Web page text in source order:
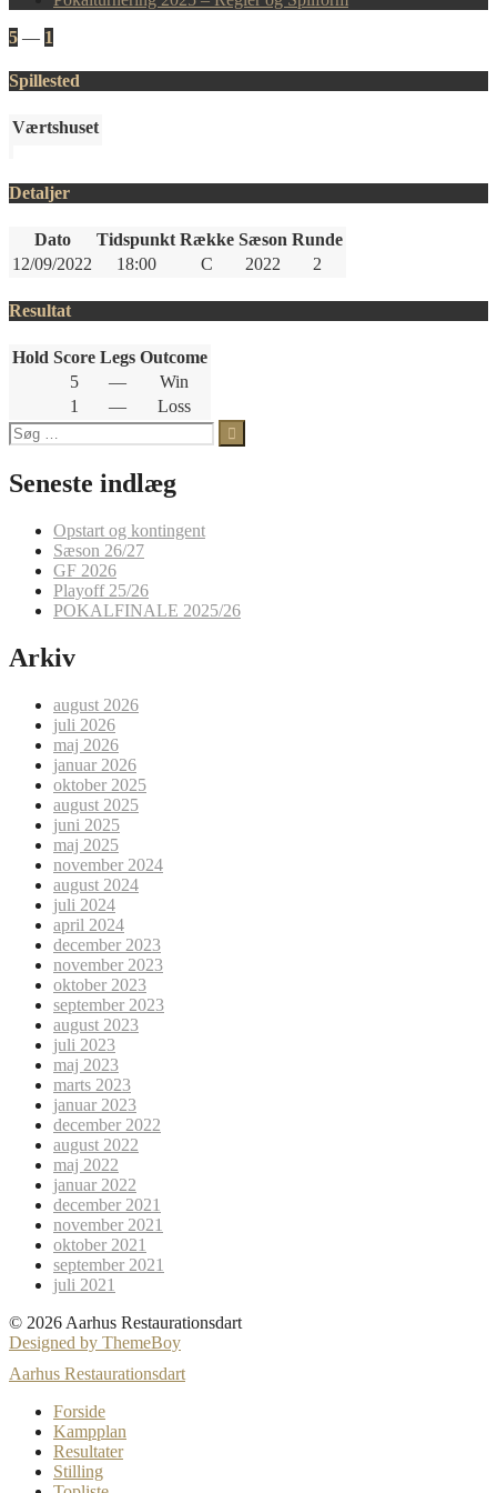
5 — 1
Spillested
Værtshuset
Detaljer
Dato Tidspunkt Række Sæson Runde
12/09/2022
18:00 C 2022 2
Resultat
Hold Score Legs Outcome
5
—
Win
1
—
Loss
Søg
efter:
Seneste indlæg
Opstart og kontingent
Sæson 26/27
GF 2026
Playoff 25/26
POKALFINALE 2025/26
Arkiv
august 2026
juli 2026
maj 2026
januar 2026
oktober 2025
august 2025
juni 2025
maj 2025
november 2024
august 2024
juli 2024
april 2024
december 2023
november 2023
oktober 2023
september 2023
august 2023
juli 2023
maj 2023
marts 2023
januar 2023
december 2022
august 2022
maj 2022
januar 2022
december 2021
november 2021
oktober 2021
september 2021
juli 2021
© 2026 Aarhus Restaurationsdart
Designed by ThemeBoy
Aarhus Restaurationsdart
Forside
Kampplan
Resultater
Stilling